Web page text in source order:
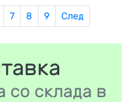
7 8 9 След
со склада в